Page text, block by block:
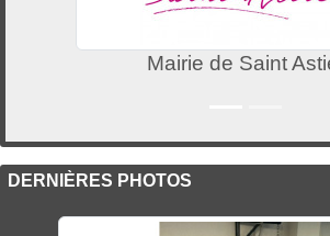
Mairie de Saint
DERNIÈRES PHOTOS